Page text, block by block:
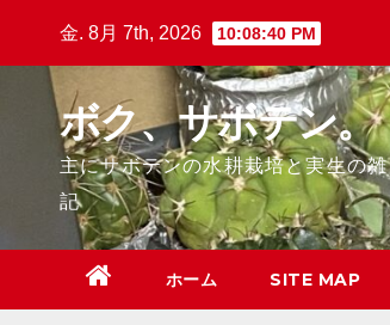
content
金. 8月 7th, 2026 10:08:41 PM
ボク、サボテン。
主にサボテンの水耕栽培と実生の雑
記
ホーム SITE MAP